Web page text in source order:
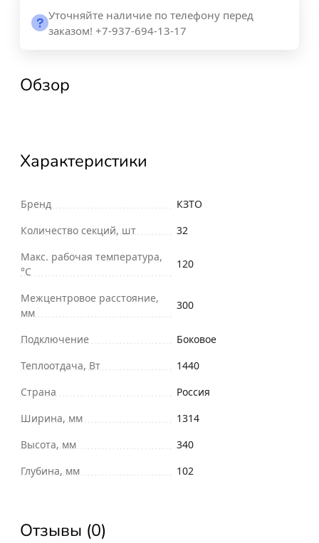
Уточняйте наличие по телефону перед
заказом! +7-937-694-13-17
Обзор
Характеристики
Бренд
КЗТО
Количество секций, шт
32
Макс. рабочая температура,
°С
120
Межцентровое расстояние,
мм
300
Подключение
Боковое
Теплоотдача, Вт
1440
Страна
Россия
Ширина, мм
1314
Высота, мм
340
Глубина, мм
102
Отзывы (0)